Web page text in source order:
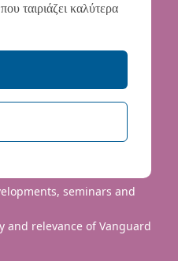
We will only use your
the services
seminars and
relevance of Vanguard
ταιριάζει καλύτερα